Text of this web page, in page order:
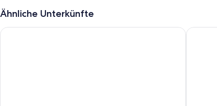
Ein Safe an der Rezeption, Gepäckaufbewahrung und
Unterstützung bei der Tourenplanung/beim Ticketerwerb
Ähnliche Unterkünfte
Venice Suites Air